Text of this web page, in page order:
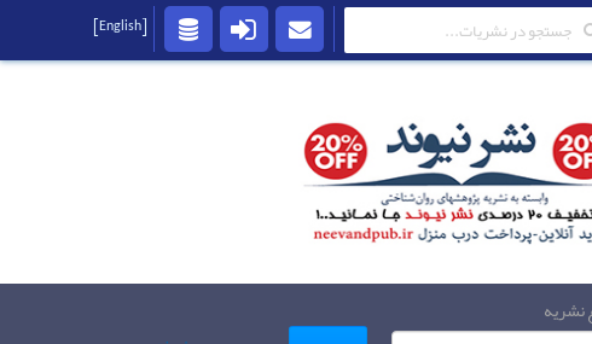
[English]